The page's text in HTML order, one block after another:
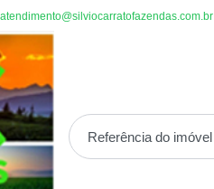
atendimento@silviocarratofazendas.com.br